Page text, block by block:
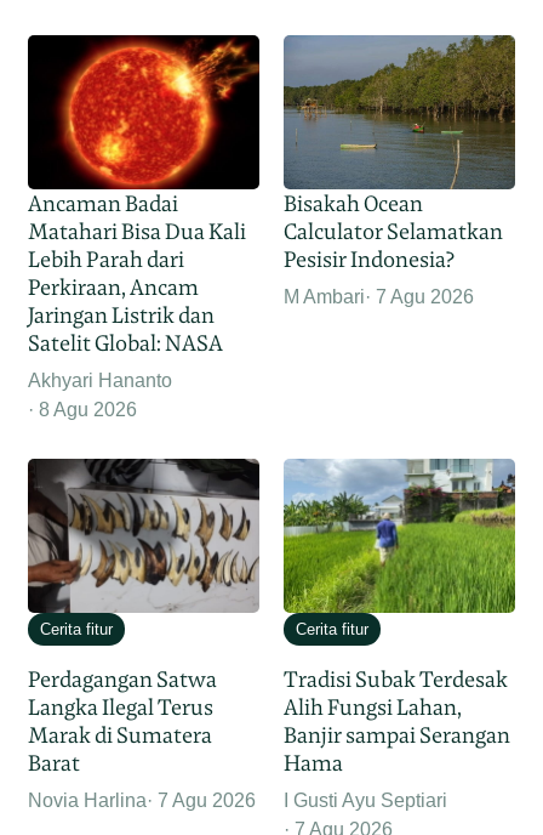
Ancaman Badai
Matahari Bisa Dua Kali
Lebih Parah dari
Perkiraan, Ancam
Jaringan Listrik dan
Satelit Global: NASA
Akhyari Hananto
8 Agu 2026
Bisakah Ocean
Calculator Selamatkan
Pesisir Indonesia?
M Ambari 7 Agu 2026
Cerita fitur
Perdagangan Satwa
Langka Ilegal Terus
Marak di Sumatera
Barat
Novia Harlina 7 Agu 2026
Cerita fitur
Tradisi Subak Terdesak
Alih Fungsi Lahan,
Banjir sampai Serangan
Hama
I Gusti Ayu Septiari
7 Agu 2026